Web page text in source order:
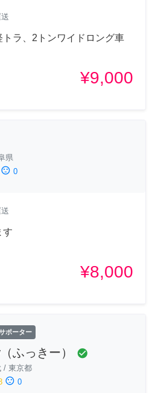
ラ、2トンワイドロング車
¥9,000
県
sentiment_dissatisfied 0
す
¥8,000
ポーター
ふっきー） check_circle
/ 東京都
sentiment_dissatisfied 0